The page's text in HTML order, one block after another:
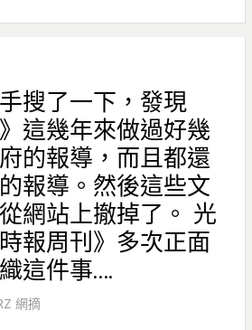
搜了一下，發現
這幾年來做過好幾
的報導，而且都還
報導。然後這些文
網站上撤掉了。 光
報周刊》多次正面
這件事….
網摘